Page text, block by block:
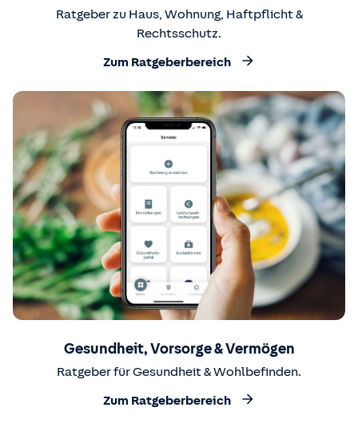
Ratgeber zu Haus, Wohnung, Haftpflicht &
Rechtsschutz.
Zum Ratgeberbereich
Gesundheit, Vorsorge & Vermögen
Ratgeber für Gesundheit & Wohlbefinden.
Zum Ratgeberbereich